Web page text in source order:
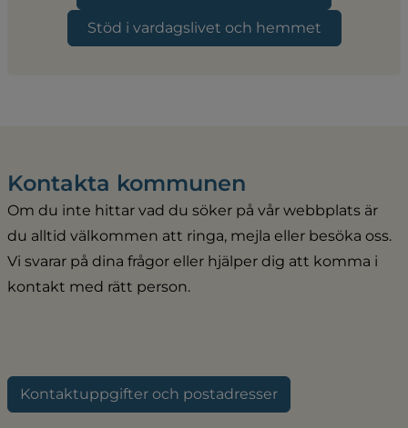
Stöd i vardagslivet och hemmet
Kontakta kommunen
Om du inte hittar vad du söker på vår webbplats är
du alltid välkommen att ringa, mejla eller besöka oss.
Vi svarar på dina frågor eller hjälper dig att komma i
kontakt med rätt person.
Kontaktuppgifter och postadresser